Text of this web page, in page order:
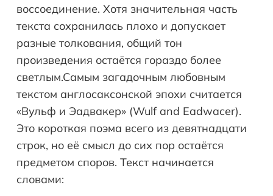
воссоединение. Хотя значительная часть
текста сохранилась плохо и допускает
разные толкования, общий тон
произведения остаётся гораздо более
светлым.Самым загадочным любовным
текстом англосаксонской эпохи считается
«Вульф и Эадвакер» (Wulf and Eadwacer).
Это короткая поэма всего из девятнадцати
строк, но её смысл до сих пор остаётся
предметом споров. Текст начинается
словами: